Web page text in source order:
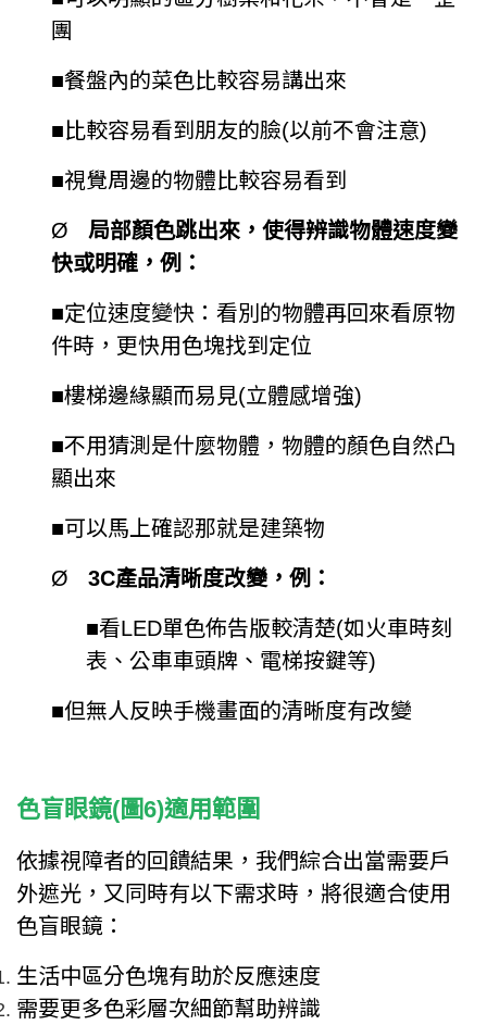
團
■餐盤內的菜色比較容易講出來
■ 比較容易看到朋友的臉(以前不會注意)
■視覺周邊的物體比較容易看到
Ø 局部顏色跳出來，使得辨識物體速度變
快或明確，例：
■定位速度變快：看別的物體再回來看原物
件時，更快用色塊找到定位
■樓梯邊緣顯而易見(立體感增強)
■不用猜測是什麼物體，物體的顏色自然凸
顯出來
■可以馬上確認那就是建築物
Ø 3C產品清晰度改變，例：
■看LED單色佈告版較清楚(如火車時刻
表、公車車頭牌、電梯按鍵等)
■但無人反映手機畫面的清晰度有改變
色盲眼鏡(圖6)適用範圍
依據視障者的回饋結果，我們綜合出當需要戶
外遮光，又同時有以下需求時，將很適合使用
色盲眼鏡：
生活中區分色塊有助於反應速度
需要更多色彩層次細節幫助辨識